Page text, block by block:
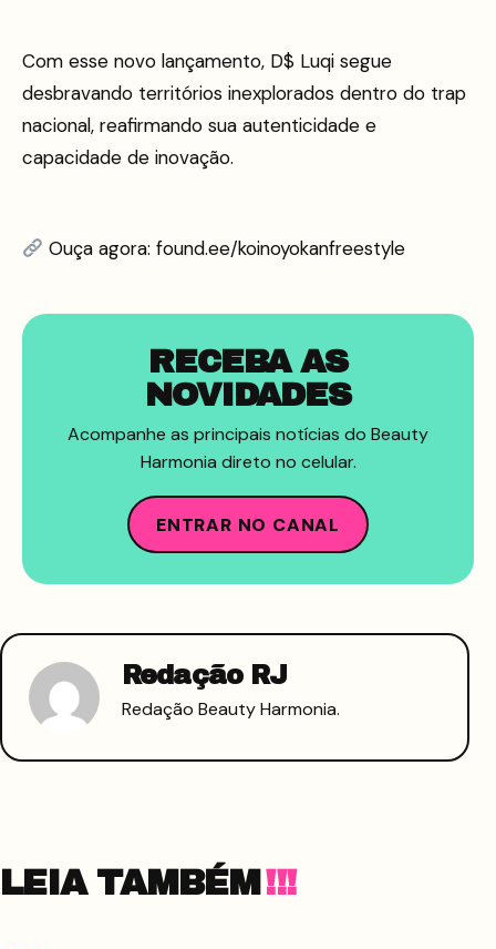
Com esse novo lançamento, D$ Luqi segue
desbravando territórios inexplorados dentro do trap
nacional, reafirmando sua autenticidade e
capacidade de inovação.
Ouça agora: found.ee/koinoyokanfreestyle
RECEBA AS
NOVIDADES
Acompanhe as principais notícias do Beauty
Harmonia direto no celular.
ENTRAR NO CANAL
Redação RJ
Redação Beauty Harmonia.
LEIA TAMBÉM